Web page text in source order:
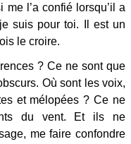
me l’a confié lorsqu’il a
suis pour toi. Il est un
le croire.
? Ce ne sont que
Où sont les voix,
et mélopées ? Ce ne
du vent. Et ils ne
me faire confondre